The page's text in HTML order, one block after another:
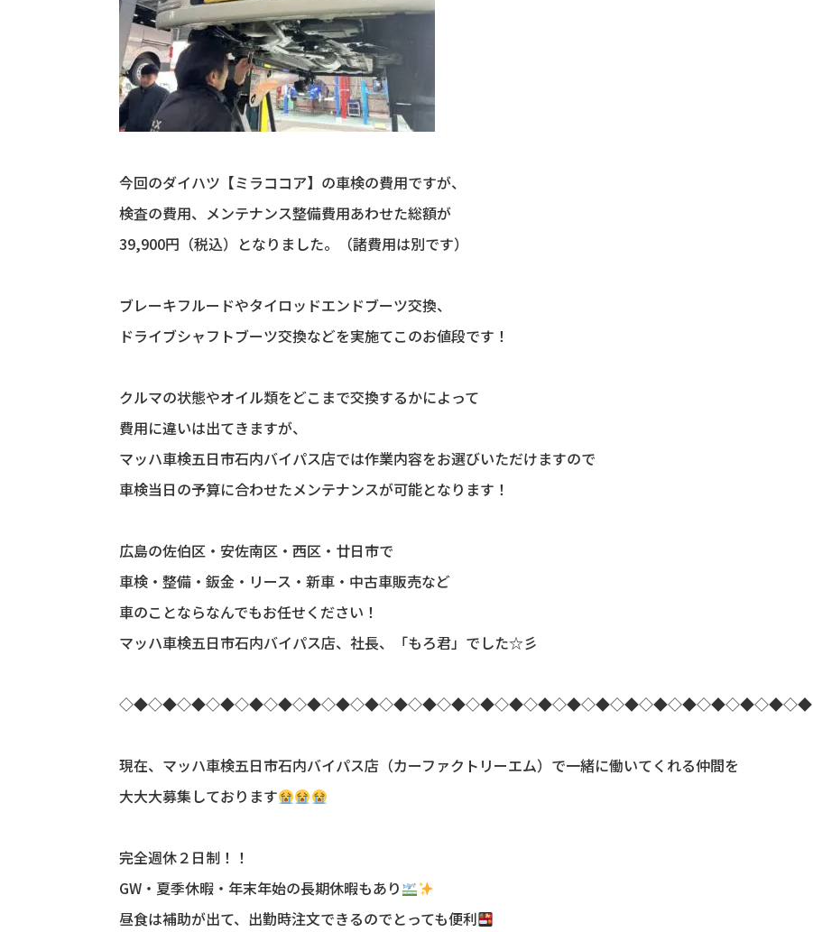
今回のダイハツ【ミラココア】の車検の費用ですが、
検査の費用、メンテナンス整備費用あわせた総額が
39,900円（税込）となりました。（諸費用は別です）
ブレーキフルードやタイロッドエンドブーツ交換、
ドライブシャフトブーツ交換などを実施てこのお値段です！
クルマの状態やオイル類をどこまで交換するかによって
費用に違いは出てきますが、
マッハ車検五日市石内バイパス店では作業内容をお選びいただけますので
車検当日の予算に合わせたメンテナンスが可能となります！
広島の佐伯区・安佐南区・西区・廿日市で
車検・整備・鈑金・リース・新車・中古車販売など
車のことならなんでもお任せください！
マッハ車検五日市石内バイパス店、社長、
「もろ君」でした☆彡
◇◆◇◆◇◆◇◆◇◆◇◆◇◆◇◆◇◆◇◆◇◆◇◆◇◆◇◆◇◆◇◆◇◆◇◆◇◆◇◆◇◆◇◆◇◆◇◆
現在、マッハ車検五日市石内バイパス店（カーファクトリーエム）で一緒に働いてくれる仲間を
大大大募集しております
完全週休２日制！！
GW・夏季休暇・年末年始の長期休暇もあり
昼食は補助が出て、出勤時注文できるのでとっても便利